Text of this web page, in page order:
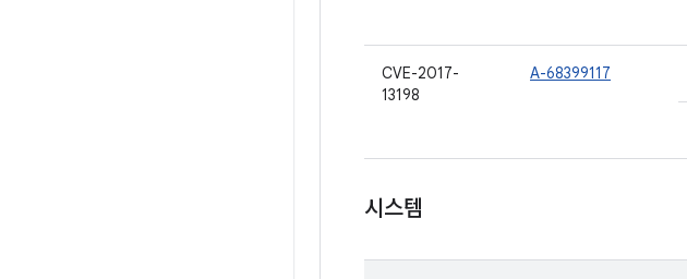
CVE-2017-
13198
A-68399117
시스템